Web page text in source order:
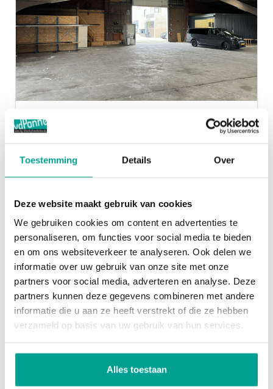
Toestemming Details Over
Deze website maakt gebruik van cookies
We gebruiken cookies om content en advertenties te
personaliseren, om functies voor social media te bieden
en om ons websiteverkeer te analyseren. Ook delen we
informatie over uw gebruik van onze site met onze
partners voor social media, adverteren en analyse. Deze
partners kunnen deze gegevens combineren met andere
informatie die u aan ze heeft verstrekt of die ze hebben
verzameld op basis van uw gebruik van hun services.
Alles toestaan
Bredeweg 26
Huurprijs:€ 5.950,- per maand
1550 m2